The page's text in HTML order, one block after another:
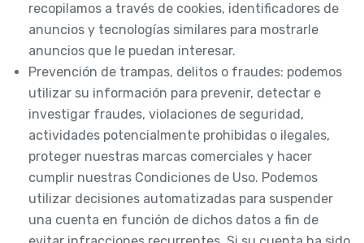
recopilamos a través de cookies, identificadores de
anuncios y tecnologías similares para mostrarle
anuncios que le puedan interesar.
Prevención de trampas, delitos o fraudes: podemos
utilizar su información para prevenir, detectar e
investigar fraudes, violaciones de seguridad,
actividades potencialmente prohibidas o ilegales,
proteger nuestras marcas comerciales y hacer
cumplir nuestras Condiciones de Uso. Podemos
utilizar decisiones automatizadas para suspender
una cuenta en función de dichos datos a fin de